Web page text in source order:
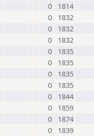
0
1814
0
1832
0
1832
0
1832
0
1835
0
1835
0
1835
0
1835
0
1844
0
1859
0
1874
0
1839